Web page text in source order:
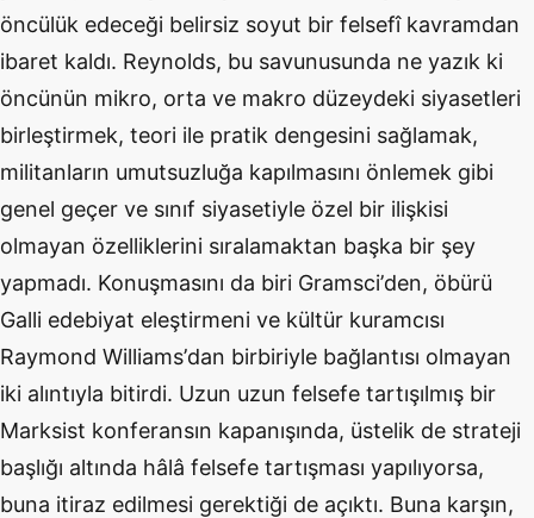
öncülük edeceği belirsiz soyut bir felsefî kavramdan
ibaret kaldı. Reynolds, bu savunusunda ne yazık ki
öncünün mikro, orta ve makro düzeydeki siyasetleri
birleştirmek, teori ile pratik dengesini sağlamak,
militanların umutsuzluğa kapılmasını önlemek gibi
genel geçer ve sınıf siyasetiyle özel bir ilişkisi
olmayan özelliklerini sıralamaktan başka bir şey
yapmadı. Konuşmasını da biri Gramsci’den, öbürü
Galli edebiyat eleştirmeni ve kültür kuramcısı
Raymond Williams’dan birbiriyle bağlantısı olmayan
iki alıntıyla bitirdi. Uzun uzun felsefe tartışılmış bir
Marksist konferansın kapanışında, üstelik de strateji
başlığı altında hâlâ felsefe tartışması yapılıyorsa,
buna itiraz edilmesi gerektiği de açıktı. Buna karşın,